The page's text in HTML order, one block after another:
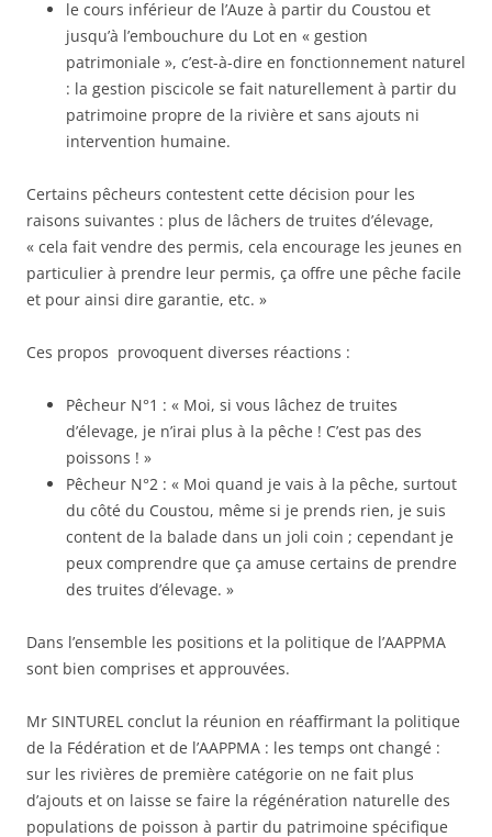
le cours inférieur de l’Auze à partir du Coustou et
jusqu’à l’embouchure du Lot en « gestion
patrimoniale », c’est-à-dire en fonctionnement naturel
: la gestion piscicole se fait naturellement à partir du
patrimoine propre de la rivière et sans ajouts ni
intervention humaine.
Certains pêcheurs contestent cette décision pour les
raisons suivantes : plus de lâchers de truites d’élevage,
« cela fait vendre des permis, cela encourage les jeunes en
particulier à prendre leur permis, ça offre une pêche facile
et pour ainsi dire garantie, etc. »
Ces propos provoquent diverses réactions :
Pêcheur N°1 : « Moi, si vous lâchez de truites
d’élevage, je n’irai plus à la pêche ! C’est pas des
poissons ! »
Pêcheur N°2 : « Moi quand je vais à la pêche, surtout
du côté du Coustou, même si je prends rien, je suis
content de la balade dans un joli coin ; cependant je
peux comprendre que ça amuse certains de prendre
des truites d’élevage. »
Dans l’ensemble les positions et la politique de l’AAPPMA
sont bien comprises et approuvées.
Mr SINTUREL conclut la réunion en réaffirmant la politique
de la Fédération et de l’AAPPMA : les temps ont changé :
sur les rivières de première catégorie on ne fait plus
d’ajouts et on laisse se faire la régénération naturelle des
populations de poisson à partir du patrimoine spécifique